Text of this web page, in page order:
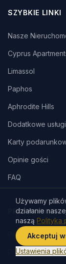
SZYBKIE LINKI
Nasze
Cyprus
Limassol
Paphos
Aphrodite Hills
Dodatkowe usługi
Karty
Opinie gości
FAQ
PRZEWODNIKI
Przewodnik po
Przewodnik po
Używamy
działanie
naszą Polityka
Akceptuj
Ustawienia